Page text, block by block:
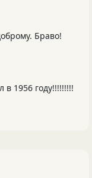
Браво!
1956 году!!!!!!!!!